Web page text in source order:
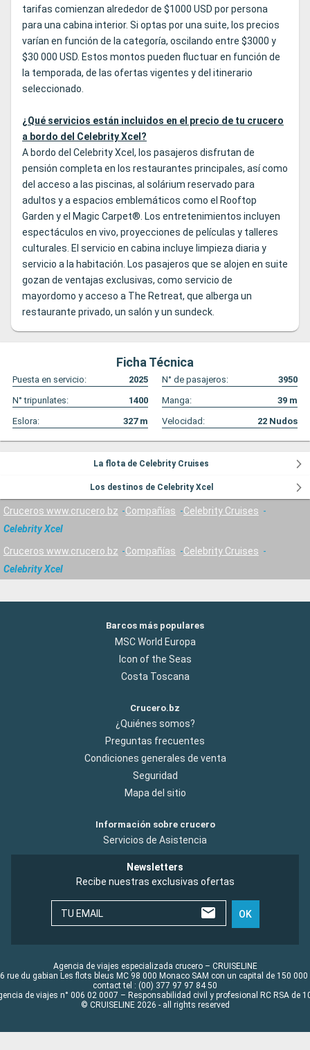
tarifas comienzan alrededor de $1000 USD por persona
para una cabina interior. Si optas por una suite, los precios
varían en función de la categoría, oscilando entre $3000 y
$30 000 USD. Estos montos pueden fluctuar en función de
la temporada, de las ofertas vigentes y del itinerario
seleccionado.
¿Qué servicios están incluidos en el precio de tu crucero
a bordo del Celebrity Xcel?
A bordo del Celebrity Xcel, los pasajeros disfrutan de
pensión completa en los restaurantes principales, así como
del acceso a las piscinas, al solárium reservado para
adultos y a espacios emblemáticos como el Rooftop
Garden y el Magic Carpet®. Los entretenimientos incluyen
espectáculos en vivo, proyecciones de películas y talleres
culturales. El servicio en cabina incluye limpieza diaria y
servicio a la habitación. Los pasajeros que se alojen en suite
gozan de ventajas exclusivas, como servicio de
mayordomo y acceso a The Retreat, que alberga un
restaurante privado, un salón y un sundeck.
Ficha Técnica
Puesta en servicio: 2025 N° de pasajeros:
3950
N° tripunlates:
1400 Manga: 39 m
Eslora:
327m Velocidad: 22 Nudos
La flota de Celebrity Cruises
Los destinos de Celebrity Xcel
Cruceros www.crucero.bz Compañías
Celebrity Cruises
Celebrity Xcel
Cruceros www.crucero.bz Compañías
Celebrity Cruises
Celebrity Xcel
Barcos más populares
MSC World Europa
Icon of the Seas
Costa Toscana
Crucero.bz
¿Quiénes somos?
Preguntas frecuentes
Condiciones generales de venta
Seguridad
Mapa del sitio
Información sobre crucero
Servicios de Asistencia
Newsletters
Recibe nuestras exclusivas ofertas
TU EMAIL OK
Agencia de viajes especializada crucero – CRUISELINE
rue du gabian Les flots bleus MC 98 000 Monaco SAM con un capital de 150 000
contact tel : (00) 377 97 97 84 50
de viajes n° 006 02 0007 – Responsabilidad civil y profesional RC RSA de
© CRUISELINE 2026 - all rights reserved